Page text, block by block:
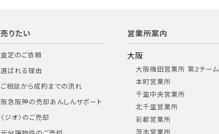
売りたい
査定のご依頼
選ばれる理由
ご相談から成約までの流れ
阪急阪神の売却あんしんサポート
〈ジオ〉のご売却
営業所案内
大阪
大阪梅田営業所 第2チーム
本町営業所
千里中央営業所
北千里営業所
彩都営業所
茨木営業所